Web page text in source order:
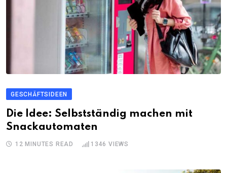
GESCHÄFTSIDEEN
Die Idee: Selbstständig machen mit
Snackautomaten
12 MINUTES READ 1346 VIEWS